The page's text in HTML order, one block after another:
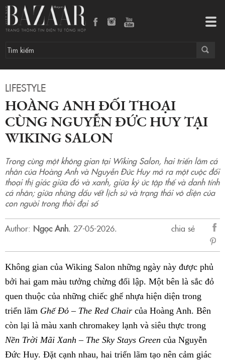
LIFESTYLE
HOÀNG ANH ĐỐI THOẠI
CÙNG NGUYỄN ĐỨC HUY TẠI
WIKING SALON
Trong cùng một không gian tại Wiking Salon, hai triển lãm cá
nhân của Hoàng Anh và Nguyễn Đức Huy mở ra một cuộc đối
thoại thị giác giữa đỏ và xanh, giữa ký ức tập thể và danh tính
cá nhân; giữa những dấu vết lịch sử và trạng thái vô diện của
con người trong thời đại số
Author: Ngọc Anh. 27-05-2026.
chia sẻ
sẻ
Không gian của Wiking Salon những ngày này được phủ
bởi hai gam màu tưởng chừng đối lập. Một bên là sắc đỏ
quen thuộc của những chiếc ghế nhựa hiện diện trong
triển lãm Ghế Đỏ – The Red Chair của Hoàng Anh. Bên
còn lại là màu xanh chromakey lạnh và siêu thực trong
Nền Trời Mãi Xanh – The Sky Stays Green của Nguyễn
Đức Huy. Đặt cạnh nhau, hai triển lãm tạo nên cảm giác